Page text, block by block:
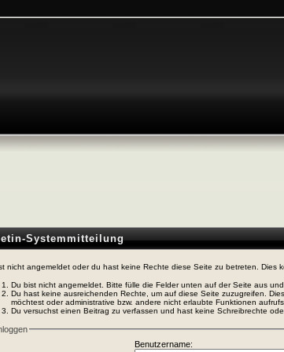
Systemmitteilung
nicht angemeldet oder du hast keine Rechte diese Seite zu betreten. Dies
Du bist nicht angemeldet. Bitte fülle die Felder unten auf der Seite aus
Du hast keine ausreichenden Rechte, um auf diese Seite zuzugreifen.
möchtest oder administrative bzw. andere nicht erlaubte Funktionen
Du versuchst einen Beitrag zu verfassen und hast keine Schreibrechte
Benutzername: